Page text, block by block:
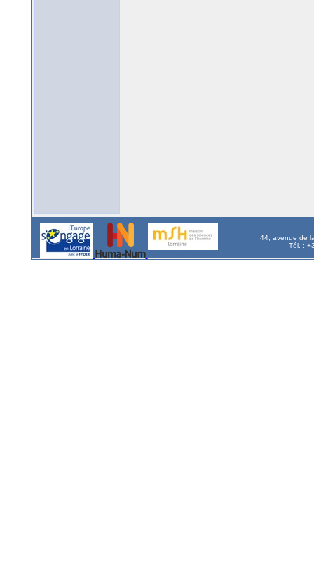
44, avenue de
Tél. :